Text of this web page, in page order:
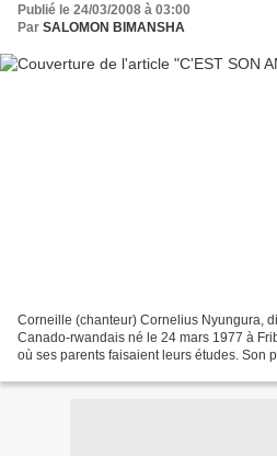
Publié le 24/03/2008 à 03:00
Par SALOMON BIMANSHA
Corneille (chanteur) Cornelius Nyungura,
Canado-rwandais né le 24 mars 1977 à
où ses parents faisaient leurs études. Son